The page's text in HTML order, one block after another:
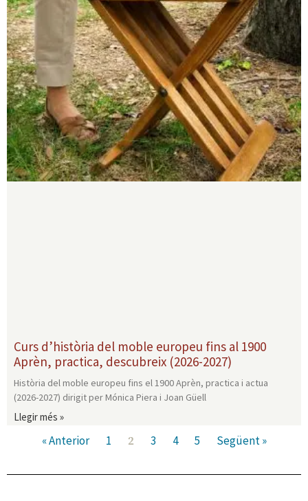
Curs d’història del moble europeu fins al 1900
Aprèn, practica, descubreix (2026-2027)
Història del moble europeu fins el 1900 Aprèn, practica i actua
(2026-2027) dirigit per Mónica Piera i Joan Güell
Llegir més »
« Anterior 1 2 3 4 5 Següent »